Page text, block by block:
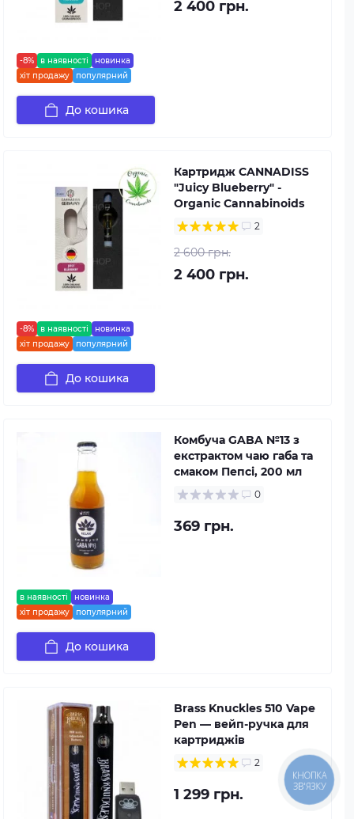
-8% в наявності
новинка
хіт продажу
популярний
2 400 грн.
До кошика
-8% в наявності
новинка
хіт продажу
популярний
Картридж CANNADISS
"Juicy Blueberry" -
Organic Cannabinoids
2
2 600 грн.
2 400 грн.
До кошика
в наявності
новинка
хіт продажу
популярний
Комбуча GABA №13 з
екстрактом чаю габа та
смаком Пепсі, 200 мл
0
369 грн.
До кошика
Brass Knuckles 510 Vape
Pen — вейп-ручка для
картриджів
2
1 299 грн.
КНОПКА
ЗВ'ЯЗКУ